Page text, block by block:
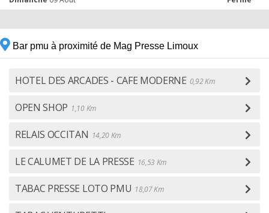
Bar pmu à proximité de Mag Presse Limoux
HOTEL DES ARCADES - CAFE MODERNE 0,92 Km
OPEN SHOP 1,10 Km
RELAIS OCCITAN 14,20 Km
LE CALUMET DE LA PRESSE 16,53 Km
TABAC PRESSE LOTO PMU 18,07 Km